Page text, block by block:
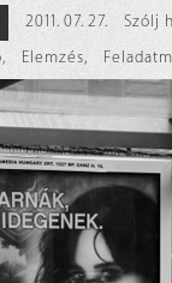
2011. 07. 27.
Szólj
, Elemzés,